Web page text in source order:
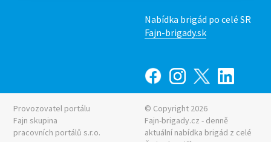
Nabídka brigád po celé SR
Fajn-brigady.sk
Provozovatel portálu
Fajn skupina
pracovních portálů s.r.o.
© Copyright 2026
Fajn-brigady.cz - denně
aktuální nabídka brigád z celé